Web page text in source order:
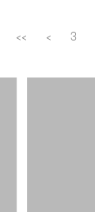
<< < 3